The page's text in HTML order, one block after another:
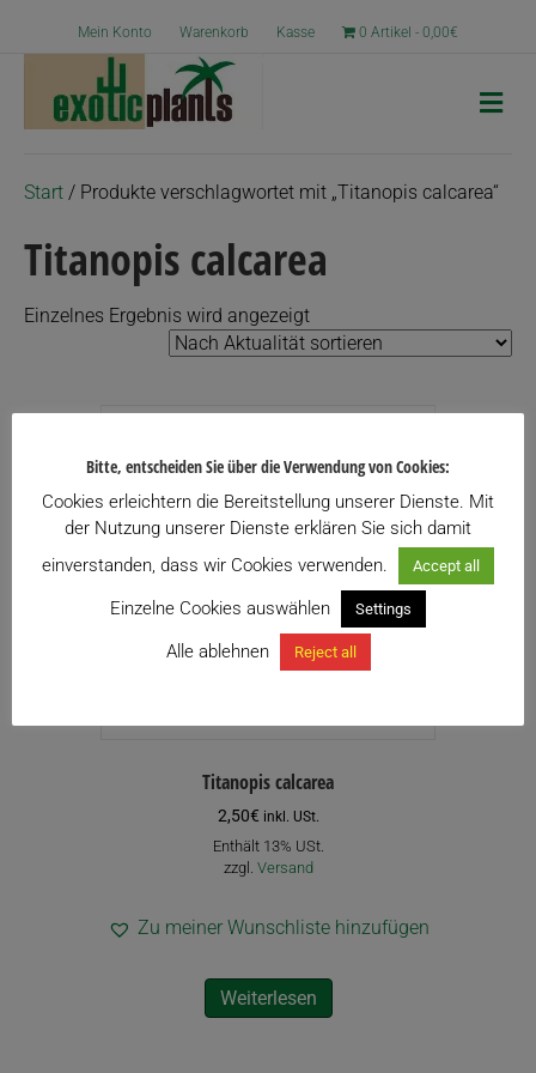
Mein Konto Warenkorb Kasse 0 Artikel 0,00€
N
a
Start / Produkte verschlagwortet mit „Titanopis calcarea“
Titanopis calcarea
Einzelnes Ergebnis wird angezeigt
Titanopis calcarea
2,50€ inkl. USt.
Enthält 13% USt.
zzgl. Versand
Zu meiner Wunschliste hinzufügen
Weiterlesen
Bitte, entscheiden Sie über die Verwendung von Cookies:
Cookies erleichtern die Bereitstellung unserer Dienste. Mit
der Nutzung unserer Dienste erklären Sie sich damit
einverstanden, dass wir Cookies verwenden.
Accept all
Einzelne Cookies auswählen Settings
Alle ablehnen Reject all